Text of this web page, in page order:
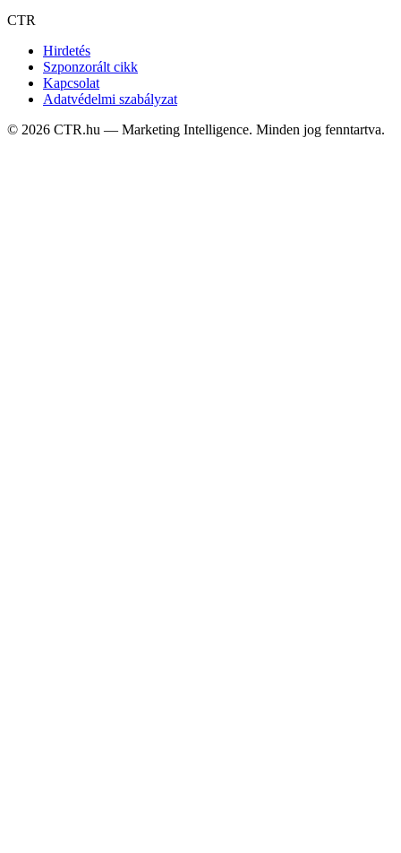
CTR
Hirdetés
Szponzorált cikk
Kapcsolat
Adatvédelmi szabályzat
© 2026 CTR.hu — Marketing Intelligence. Minden jog fenntartva.